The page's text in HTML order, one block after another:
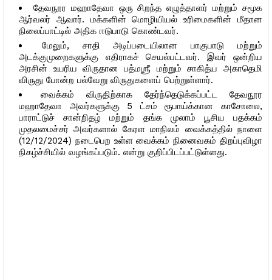
தேவநூர மஹாதேவா ஒரு சிறந்த எழுத்தாளர் மற்றும் சமூக
ஆர்வலர் ஆவார். மக்களின் மொழியியல் உரிமைகளின் மீதான
நிலைப்பாட்டில் அதிக ஈடுபாடு கொண்டவர்.
மேலும், சாதி அடிப்படையிலான பாகுபாடு மற்றும்
அடக்குமுறைகளுக்கு எதிராகச் செயல்பட்டவர். இவர் ஒன்றிய
அரசின் உயரிய விருதான பத்மஶ்ரீ மற்றும் சாகித்ய அகாதெமி
விருது போன்ற பல்வேறு விருதுகளைப் பெற்றுள்ளார்.
வைக்கம் விருதிற்காக தேர்ந்தெடுக்கப்பட்ட தேவநூர
மஹாதேவா அவர்களுக்கு 5 ட்சம் ரூபாய்க்கான காசோலை,
பாராட்டுச் சான்றிதழ் மற்றும் தங்க முலாம் பூசிய பதக்கம்
முதலமைச்சர் அவர்களால் கேரள மாநிலம் வைக்கத்தில் நாளை
(12/12/2024) நடைபெற உள்ள வைக்கம் நினைவகம் திறப்புவிழா
நிகழ்ச்சியில் வழங்கப்படும். என்று குறிப்பிடப்பட்டுள்ளது.